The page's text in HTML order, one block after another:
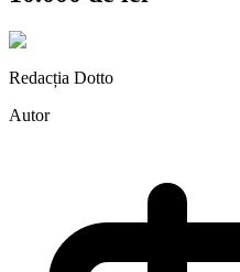
Redacția Dotto
Autor